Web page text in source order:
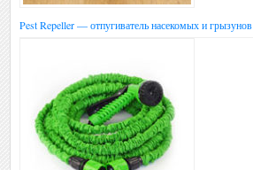
Pest Repeller — отпугиватель насекомых и грызунов